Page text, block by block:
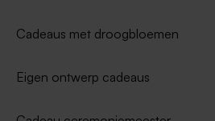
Cadeaus met droogbloemen
Eigen ontwerp cadeaus